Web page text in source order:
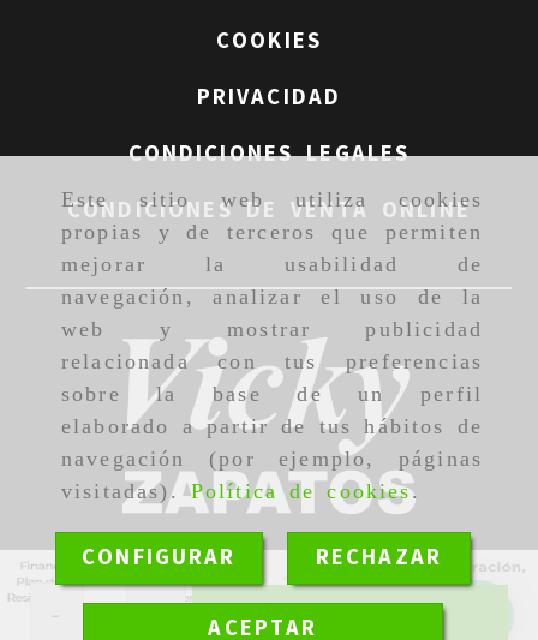
Este sitio web utiliza cookies
propias y de terceros que permiten
mejorar la usabilidad de
navegación, analizar el uso de la
web y mostrar publicidad
relacionada con tus preferencias
sobre la base de un perfil
elaborado a partir de tus hábitos de
navegación (por ejemplo, páginas
visitadas).Política de cookies.
CONFIGURAR RECHAZAR
ACEPTAR
+
COOKIES
PRIVACIDAD
CONDICIONES LEGALES
CONDICIONES DE VENTA ONLINE